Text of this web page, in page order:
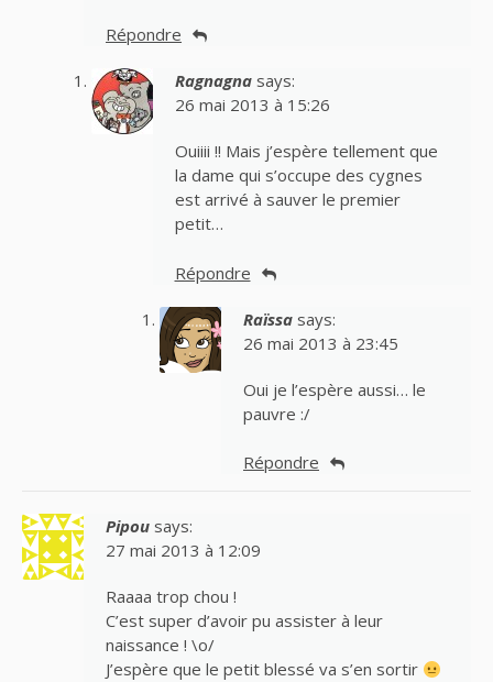
Répondre
Ragnagna says:
26 mai 2013 à 15:26
Ouiiii !! Mais j’espère tellement que
la dame qui s’occupe des cygnes
est arrivé à sauver le premier
petit…
Répondre
Raïssa says:
26 mai 2013 à 23:45
Oui je l’espère aussi… le
pauvre :/
Répondre
Pipou says:
27 mai 2013 à 12:09
Raaaa trop chou !
C’est super d’avoir pu assister à leur
naissance ! \o/
J’espère que le petit blessé va s’en sortir